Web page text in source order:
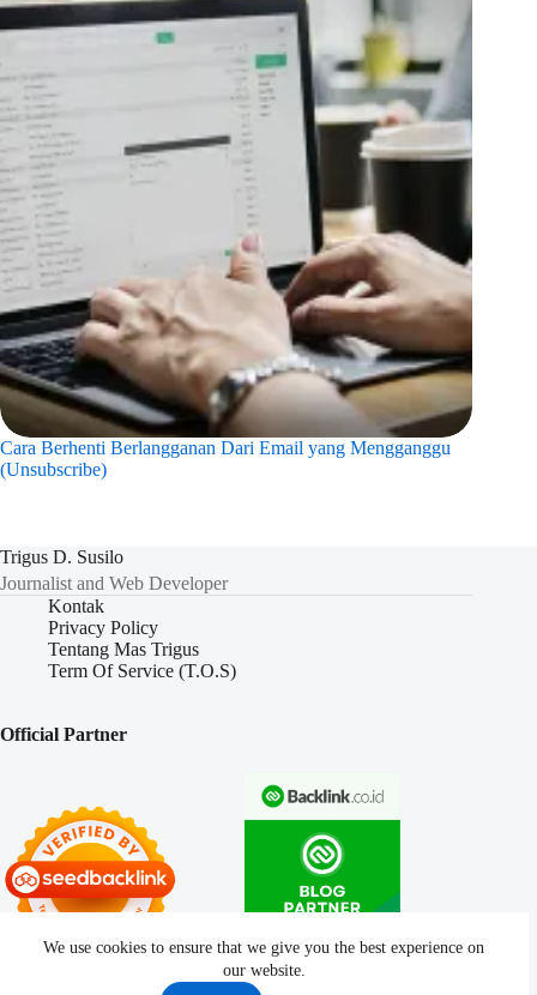
We use cookies to ensure that we give you the best experience on
our website.
Cara Berhenti Berlangganan Dari Email yang Mengganggu
(Unsubscribe)
Trigus D. Susilo
Journalist and Web Developer
Kontak
Privacy Policy
Tentang Mas Trigus
Term Of Service (T.O.S)
Official Partner